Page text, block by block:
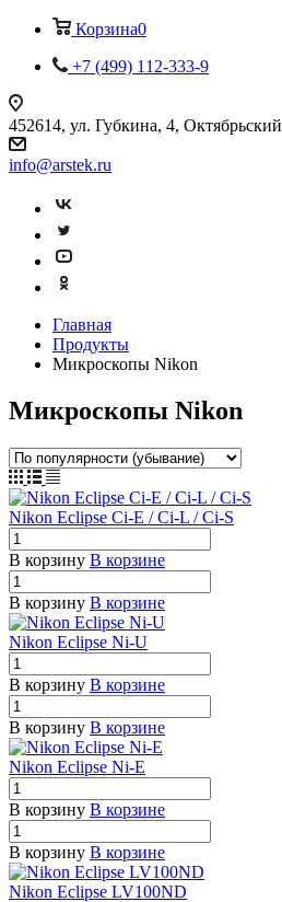
Корзина0
+7 (499) 112-333-9
452614, ул. Губкина, 4, Октябрьский
info@arstek.ru
Главная
Продукты
Микроскопы Nikon
Микроскопы Nikon
Nikon Eclipse Ci-E / Ci-L / Ci-S
В корзину В корзине
В корзину В корзине
Nikon Eclipse Ni-U
В корзину В корзине
В корзину В корзине
Nikon Eclipse Ni-E
В корзину В корзине
В корзину В корзине
Nikon Eclipse LV100ND